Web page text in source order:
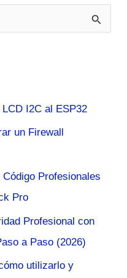
I2C al ESP32
un Firewall
Profesionales
Pro
Profesional con
a Paso (2026)
utilizarlo y